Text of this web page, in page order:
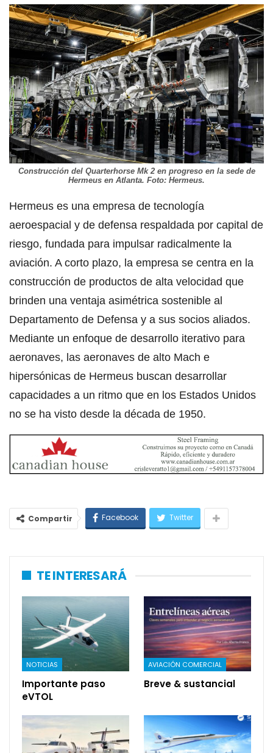
Construcción del Quarterhorse Mk 2 en progreso en la sede de
Hermeus en Atlanta. Foto: Hermeus.
Hermeus es una empresa de tecnología
aeroespacial y de defensa respaldada por capital de
riesgo, fundada para impulsar radicalmente la
aviación. A corto plazo, la empresa se centra en la
construcción de productos de alta velocidad que
brinden una ventaja asimétrica sostenible al
Departamento de Defensa y a sus socios aliados.
Mediante un enfoque de desarrollo iterativo para
aeronaves, las aeronaves de alto Mach e
hipersónicas de Hermeus buscan desarrollar
capacidades a un ritmo que en los Estados Unidos
no se ha visto desde la década de 1950.
Compartir Facebook Twitter
TE INTERESARÁ
NOTICIAS
Importante paso
eVTOL
AVIACIÓN COMERCIAL
Breve & sustancial